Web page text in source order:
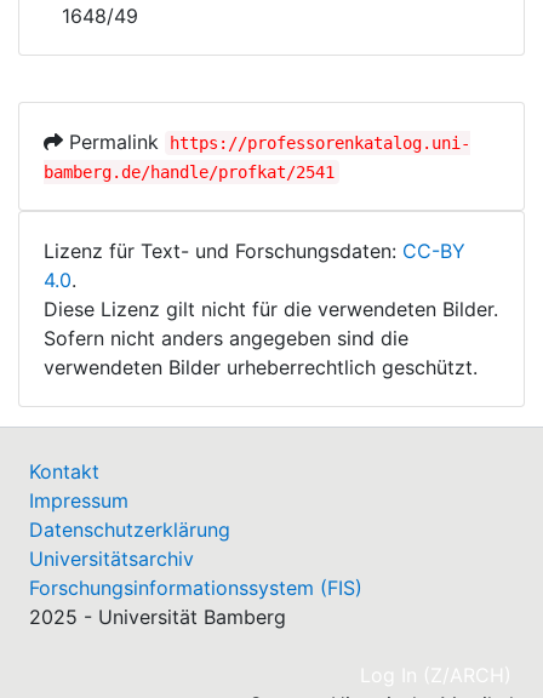
1648/49
Permalink
https://professorenkatalog.uni-
bamberg.de/handle/profkat/2541
Lizenz für Text- und Forschungsdaten: CC-BY
4.0.
Diese Lizenz gilt nicht für die verwendeten Bilder.
Sofern nicht anders angegeben sind die
verwendeten Bilder urheberrechtlich geschützt.
Kontakt
Impressum
Datenschutzerklärung
Universitätsarchiv
Forschungsinformationssystem (FIS)
2025 - Universität Bamberg
Log In (Z/ARCH)